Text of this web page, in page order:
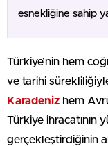
esnekliğine sahip
Türkiye’nin hem
ve tarihi
Karadeniz hem
Türkiye ihracatının
gerçekleştirdiğinin